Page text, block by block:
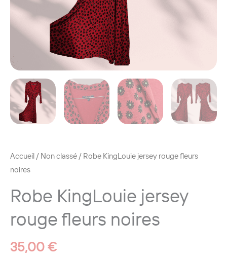
Accueil / Non classé / Robe KingLouie jersey rouge fleurs
noires
Robe KingLouie jersey
rouge fleurs noires
35,00€